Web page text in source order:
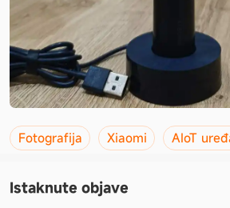
Fotografija Xiaomi AIoT
Istaknute objave